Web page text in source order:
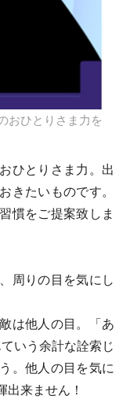
おひとりさま力を
ひとりさま力。出
きたいものです。
慣をご提案致しま
周りの目を気にし
は他人の目。「あ
いう余計な詮索じ
。他人の目を気に
出来ません！